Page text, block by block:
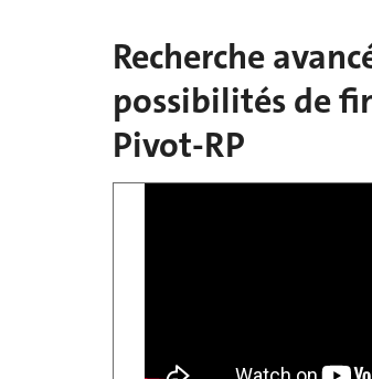
Recherche
possibilités de
Pivot-RP